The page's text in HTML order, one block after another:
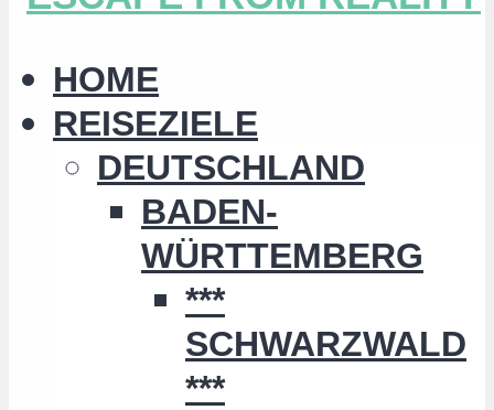
HOME
REISEZIELE
DEUTSCHLAND
BADEN-
WÜRTTEMBERG
***
SCHWARZWALD
***